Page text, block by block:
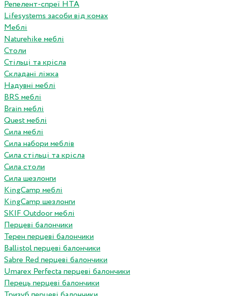
Репелент-спреї HTA
Lifesystems засоби від комах
Меблі
Naturehike меблі
Столи
Стільці та крісла
Складані ліжка
Надувні меблі
BRS меблі
Brain меблі
Quest меблі
Сила меблі
Сила набори меблів
Сила стільці та крісла
Сила столи
Сила шезлонги
KingCamp меблі
KingCamp шезлонги
SKIF Outdoor меблі
Перцеві балончики
Терен перцеві балончики
Ballistol перцеві балончики
Sabre Red перцеві балончики
Umarex Perfecta перцеві балончики
Перець перцеві балончики